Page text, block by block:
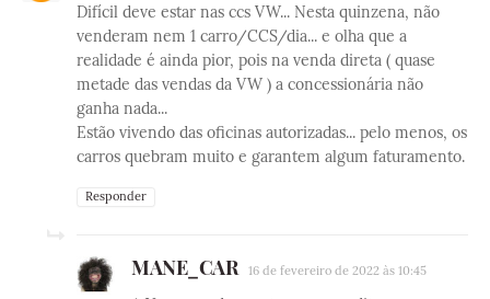
Difícil deve estar nas ccs VW... Nesta quinzena, não
venderam nem 1 carro/CCS/dia... e olha que a
realidade é ainda pior, pois na venda direta ( quase
metade das vendas da VW ) a concessionária não
ganha nada...
Estão vivendo das oficinas autorizadas... pelo menos, os
carros quebram muito e garantem algum faturamento.
Responder
MANE_CAR 16 de fevereiro de 2022 às 10:45